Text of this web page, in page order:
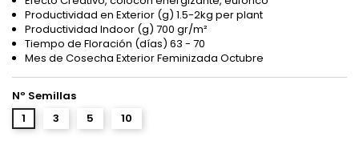
Productividad en Exterior (g) 1.5-2kg per plant
Productividad Indoor (g) 700 gr/m²
Tiempo de Floración (días) 63 - 70
Mes de Cosecha Exterior Feminizada Octubre
Nº Semillas
1
3 5 10